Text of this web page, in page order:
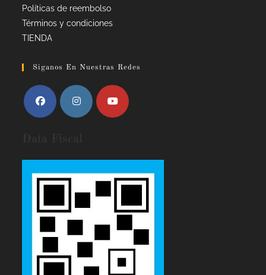
Políticas de reembolso
Términos y condiciones
TIENDA
Siganos En Nuestras Redes